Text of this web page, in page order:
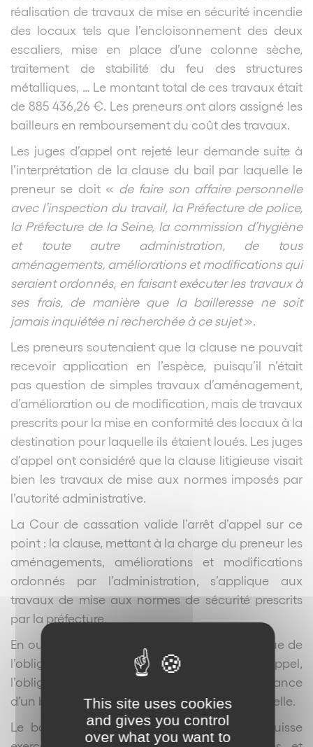
réalisation de travaux de mise en sécurité incendie
des locaux tels que l’encloisonnement des deux
escaliers, mise en place d’une colonne sèche,
traitement de stabilité du feu des structures
métalliques, … Le montant total de ces travaux était
de 885 436,26 €. Les preneurs ont alors assigné les
bailleurs en remboursement du coût des travaux.
Les juges d’appel ont rejeté leur demande suite à
l’interprétation de la clause du bail par laquelle le
preneur se doit « de faire son affaire personnelle
avec l’inspection du travail, la Préfecture de police,
la Préfecture de la Seine, la commission d’hygiène
et toute autre administration, de tous
aménagements, améliorations et modifications qui
seraient ordonnés, en faisant exécuter les travaux à
ses frais, de manière que la bailleresse ne soit
jamais inquiétée ni recherchée à ce sujet».
Les preneurs soutenaient que la clause ne pouvait
recevoir application en l’espèce, puisqu’il n’était
pas question de simples travaux d’aménagement,
d’amélioration ou de modification, mais de travaux
prescrits pour la mise en conformité des locaux à la
destination pour laquelle ils étaient loués. Les juges
d’appel ont considéré que la clause litigieuse visait
bien les travaux de mise aux normes imposés par
l’autorité administrative.
La Cour de cassation valide l’arrêt d’appel sur ce
point : la clause, mettant à la charge du preneur les
aménagements, améliorations et modifications
ordonnés par l’administration, s’applique aux
travaux de mise aux normes de sécurité prescrits
par la préfecture.
En outre, la Cour de cassation précise l’étendue de
l’obligation de délivrance du bailleur. Pour rappel,
l’obligation de délivrance suppose la délivrance
d’un bien conforme à la destination contractuelle.
Le bailleur doit s’assurer que le locataire puisse
This site uses cookies
and gives you control
over what you want to